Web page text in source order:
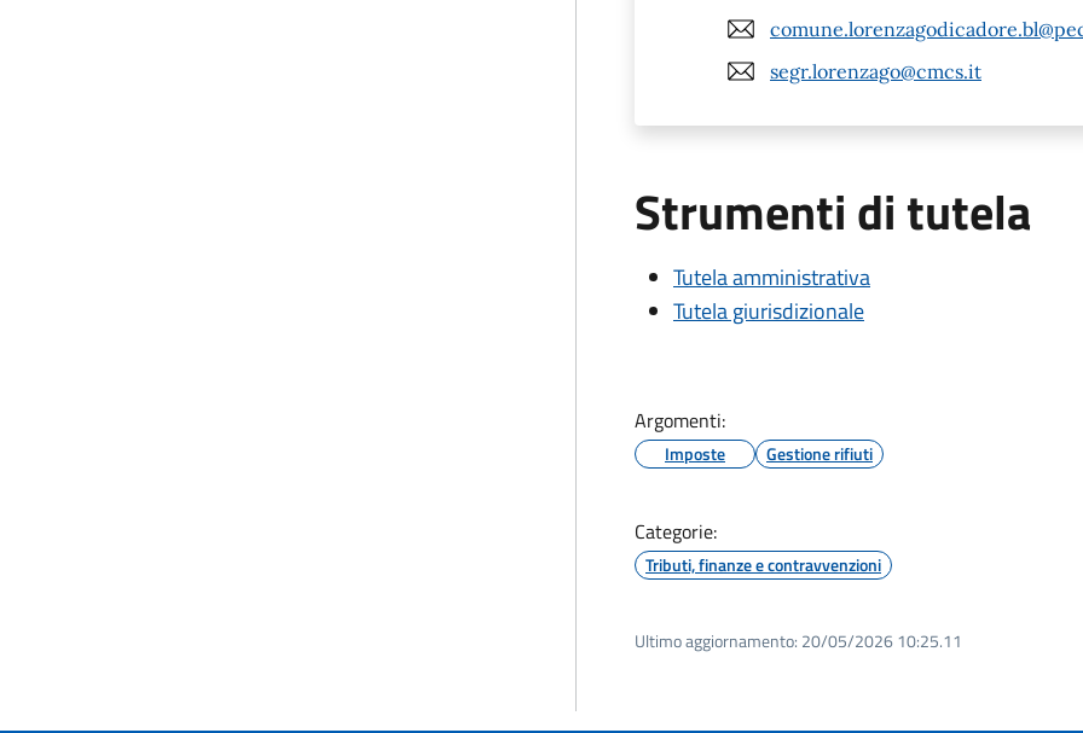
segr.lorenzago@cmcs.it
Strumenti di tutela
Tutela amministrativa
Tutela giurisdizionale
Argomenti:
Imposte Gestione rifiuti
Categorie:
Tributi, finanze e contravvenzioni
Ultimo aggiornamento: 20/05/2026 10:25.11